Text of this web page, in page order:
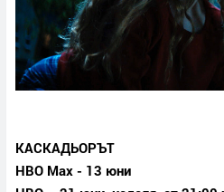
КАСКАДЬОРЪТ
HBO Max - 13 юни